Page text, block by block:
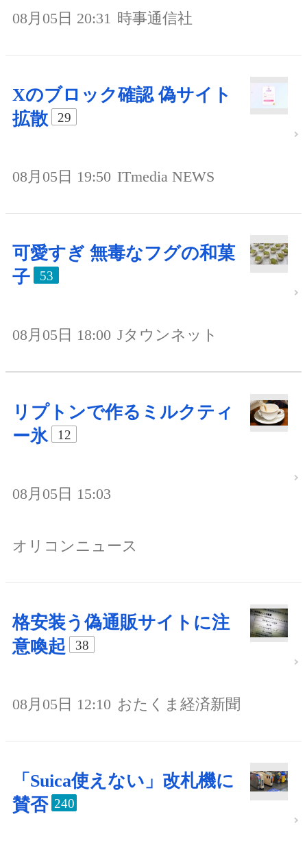
08月05日 20:31 時事通信社
Xのブロック確認 偽サイト
拡散
29
08月05日 19:50 ITmedia NEWS
可愛すぎ 無毒なフグの和菓
子
53
08月05日 18:00 Jタウンネット
リプトンで作るミルクティ
ー氷
12
08月05日 15:03
オリコンニュース
格安装う偽通販サイトに注
意喚起
38
08月05日 12:10 おたくま経済新聞
「Suica使えない」改札機に
賛否 240